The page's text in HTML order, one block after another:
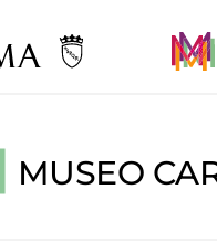
MUSEO